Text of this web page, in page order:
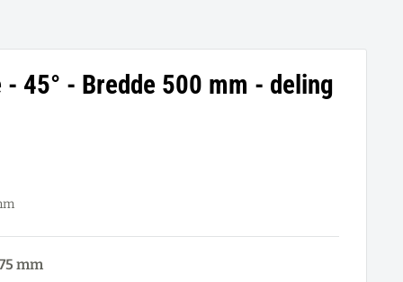
- 45° - Bredde 500 mm - deling
mm